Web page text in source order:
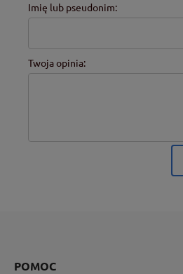
Imię lub pseudonim:
Twoja opinia:
POMOC